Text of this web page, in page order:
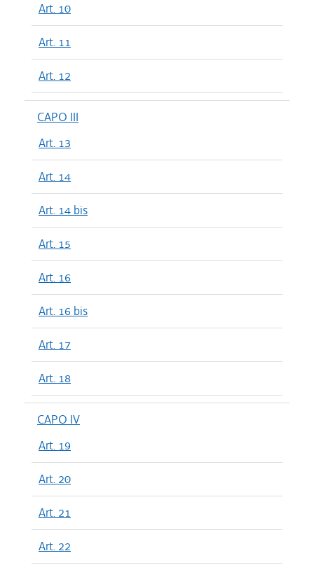
Art. 10
Art. 11
Art. 12
CAPO III
Art. 13
Art. 14
Art. 14 bis
Art. 15
Art. 16
Art. 16 bis
Art. 17
Art. 18
CAPO IV
Art. 19
Art. 20
Art. 21
Art. 22